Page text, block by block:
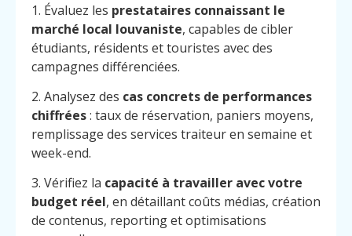
1. Évaluez les prestataires connaissant le
marché local louvaniste, capables de cibler
étudiants, résidents et touristes avec des
campagnes différenciées.
2. Analysez des cas concrets de performances
chiffrées: taux de réservation, paniers moyens,
remplissage des services traiteur en semaine et
week-end.
3. Vérifiez la capacité à travailler avec votre
budget réel, en détaillant coûts médias, création
de contenus, reporting et optimisations